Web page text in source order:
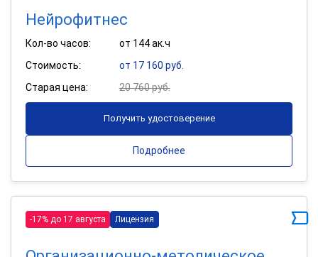
Нейрофитнес
Кол-во часов:
от 144 ак.ч
Стоимость:
от 17 160 руб.
Старая цена:
20 760 руб.
Получить удостоверение
Подробнее
-17% до 17 августа Лицензия